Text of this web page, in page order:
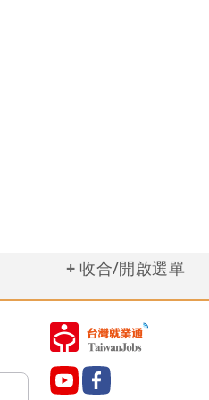
收合/開啟選單